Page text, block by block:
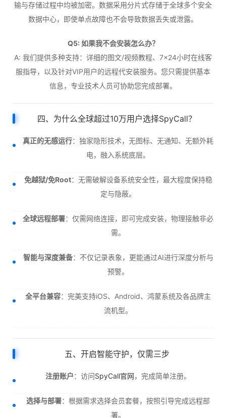
输与存储过程中均被加密。数据采用分片式存储于全球多个安全
数据中心，即使单点故障也不会导致数据丢失或泄露。
Q5: 如果我不会安装怎么办？
A: 我们提供多种支持：详细的图文/视频教程、7×24小时在线客
服指导，以及针对VIP用户的远程代安装服务。您只需提供基本
信息，专业技术人员可协助您完成部署。
四、为什么全球超过10万用户选择SpyCall？
真正的无感运行：独家隐形技术，无图标、无通知、无额外耗
电，融入系统底层。
免越狱/免Root：无需破解设备系统安全性，最大程度保持稳
定与隐蔽。
全球远程部署：仅需网络连接，即可完成安装，物理接触非必
需。
智能与深度兼备：不仅记录表象，更能通过AI进行深度分析与
预警。
全平台兼容：完美支持iOS、Android、鸿蒙系统及各品牌主
流机型。
五、开启智能守护，仅需三步
注册账户：访问SpyCall官网，完成简单注册。
选择与部署：根据需求选择会员套餐，按照引导完成远程部
署。